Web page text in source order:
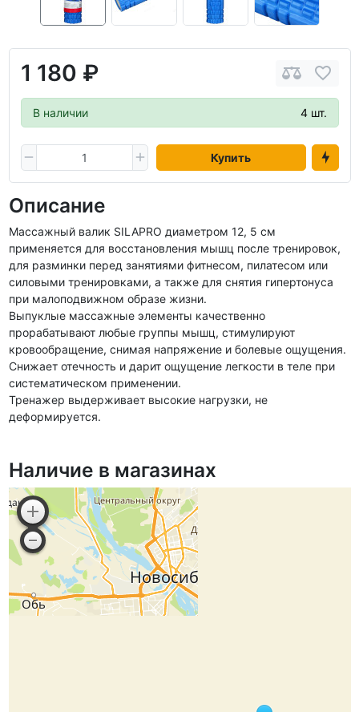
1 180 ₽
В наличии 4 шт.
Купить
Описание
Массажный валик SILAPRO диаметром 12, 5 см
применяется для восстановления мышц после тренировок,
для разминки перед занятиями фитнесом, пилатесом или
силовыми тренировками, а также для снятия гипертонуса
при малоподвижном образе жизни.
Выпуклые массажные элементы качественно
прорабатывают любые группы мышц, стимулируют
кровообращение, снимая напряжение и болевые ощущения.
Снижает отечность и дарит ощущение легкости в теле при
систематическом применении.
Тренажер выдерживает высокие нагрузки, не
деформируется.
Наличие в магазинах